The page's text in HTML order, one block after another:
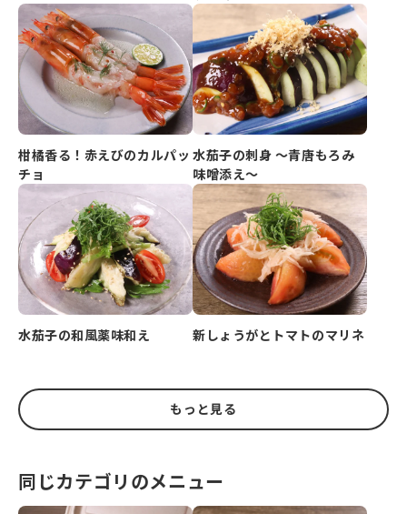
柑橘香る！赤えびのカルパッ
チョ
水茄子の刺身 ～青唐もろみ
味噌添え～
水茄子の和風薬味和え 新しょうがとトマトのマリネ
もっと見る
同じカテゴリのメニュー